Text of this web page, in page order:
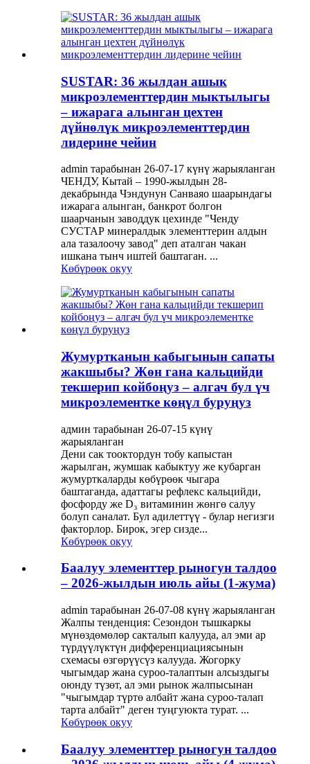
SUSTAR: 36 жылдан ашык
микроэлементтердин мыктылыгы
– ижарага алынган цехтен
дүйнөлүк микроэлементтердин
лидерине чейин
admin тарабынан 26-07-17 күнү жарыяланган
ЧЕНДУ, Кытай – 1990-жылдын 28-
декабрында Чэндунун Санваяо шаарындагы
ижарага алынган, банкрот болгон
шаарчанын заводдук цехинде "Ченду
СУСТАР минералдык элементтерин алдын
ала тазалоочу завод" деп аталган чакан
ишкана тынч иштей баштаган. ...
Көбүрөөк окуу
Жумуртканын кабыгынын сапаты
жакшыбы? Жөн гана кальцийди
текшерип койбоңуз – алгач бул үч
микроэлементке көңүл буруңуз
админ тарабынан 26-07-15 күнү
жарыяланган
Дени сак тооктордун тобу капыстан
жарылган, жумшак кабыктуу же кубарган
жумурткаларды көбүрөөк чыгара
баштаганда, адаттагы рефлекс кальцийди,
фосфорду же D₃ витаминин жөнгө салуу
болуп саналат. Бул адилеттүү - булар негизги
факторлор. Бирок, эгер сизде...
Көбүрөөк окуу
Баалуу элементтер рыногун талдоо
– 2026-жылдын июль айы (1-жума)
admin тарабынан 26-07-08 күнү жарыяланган
Жалпы тенденция: Сезондон тышкаркы
мүнөздөмөлөр сакталып калууда, ал эми ар
түрдүүлүктүн дифференциациясынын
схемасы өзгөрүүсүз калууда. Жогорку
чыгымдар жана суроо-талаптын алсыздыгы
оюнду түзөт, ал эми рынок жалпысынан
"чыгымдар түртө албайт жана суроо-талап
тарта албайт" деген туңгуюкта турат. ...
Көбүрөөк окуу
Баалуу элементтер рыногун талдоо